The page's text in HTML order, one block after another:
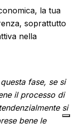
la tua
soprattutto
nella
fase, se si
il processo di
si
bene le